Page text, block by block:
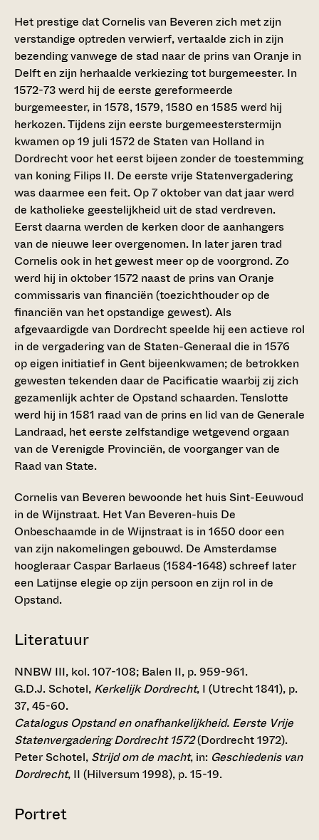
Het prestige dat Cornelis van Beveren zich met zijn
verstandige optreden verwierf, vertaalde zich in zijn
bezending vanwege de stad naar de prins van Oranje in
Delft en zijn herhaalde verkiezing tot burgemeester. In
1572-73 werd hij de eerste gereformeerde
burgemeester, in 1578, 1579, 1580 en 1585 werd hij
herkozen. Tijdens zijn eerste burgemeesterstermijn
kwamen op 19 juli 1572 de Staten van Holland in
Dordrecht voor het eerst bijeen zonder de toestemming
van koning Filips II. De eerste vrije Statenvergadering
was daarmee een feit. Op 7 oktober van dat jaar werd
de katholieke geestelijkheid uit de stad verdreven.
Eerst daarna werden de kerken door de aanhangers
van de nieuwe leer overgenomen. In later jaren trad
Cornelis ook in het gewest meer op de voorgrond. Zo
werd hij in oktober 1572 naast de prins van Oranje
commissaris van financiën (toezichthouder op de
financiën van het opstandige gewest). Als
afgevaardigde van Dordrecht speelde hij een actieve rol
in de vergadering van de Staten-Generaal die in 1576
op eigen initiatief in Gent bijeenkwamen; de betrokken
gewesten tekenden daar de Pacificatie waarbij zij zich
gezamenlijk achter de Opstand schaarden. Tenslotte
werd hij in 1581 raad van de prins en lid van de Generale
Landraad, het eerste zelfstandige wetgevend orgaan
van de Verenigde Provinciën, de voorganger van de
Raad van State.
Cornelis van Beveren bewoonde het huis Sint-Eeuwoud
in de Wijnstraat. Het Van Beveren-huis De
Onbeschaamde in de Wijnstraat is in 1650 door een
van zijn nakomelingen gebouwd. De Amsterdamse
hoogleraar Caspar Barlaeus (1584-1648) schreef later
een Latijnse elegie op zijn persoon en zijn rol in de
Opstand.
Literatuur
NNBW III, kol. 107-108; Balen II, p. 959-961.
G.D.J. Schotel, Kerkelijk Dordrecht, I (Utrecht 1841), p.
37, 45-60.
Catalogus Opstand en onafhankelijkheid. Eerste Vrije
Statenvergadering Dordrecht 1572(Dordrecht 1972).
Peter Schotel, Strijd om de macht, in: Geschiedenis van
Dordrecht, II (Hilversum 1998), p. 15-19.
Portret